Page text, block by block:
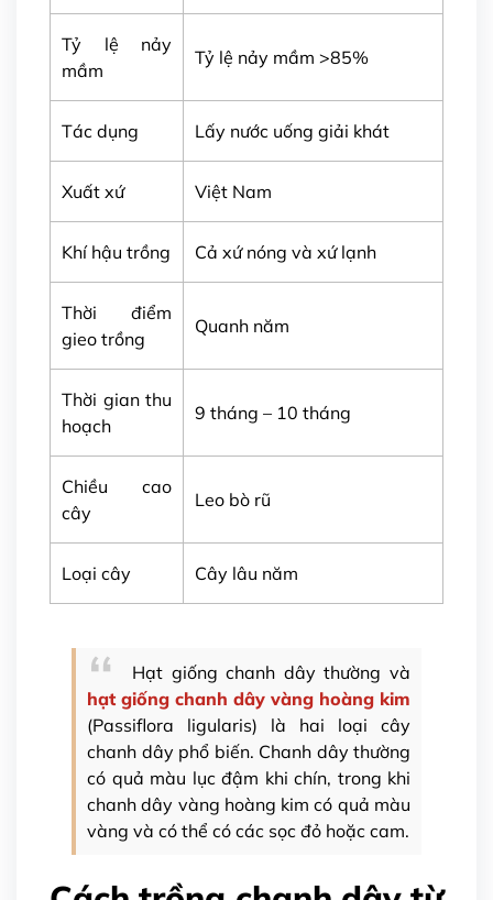
Tỷ lệ nảy
mầm
Tỷ lệ nảy mầm >85%
Tác dụng Lấy nước uống giải khát
Xuất xứ Việt Nam
Khí hậu trồng Cả xứ nóng và xứ lạnh
Thời điểm
gieo trồng
Quanh năm
Thời gian thu
hoạch
9 tháng – 10 tháng
Chiều cao
cây
Leo bò rũ
Loại cây Cây lâu năm
Hạt giống chanh dây thường và
hạt giống chanh dây vàng hoàng kim
(Passiflora ligularis) là hai loại cây
chanh dây phổ biến. Chanh dây thường
có quả màu lục đậm khi chín, trong khi
chanh dây vàng hoàng kim có quả màu
vàng và có thể có các sọc đỏ hoặc cam.